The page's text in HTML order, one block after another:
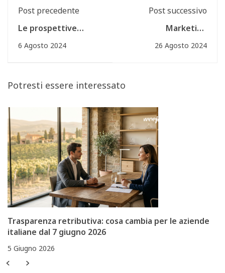
Post precedente
Le prospettive
corso in Marketing
6 Agosto 2024
Post successivo
Marketing
Vino, solo un mese
26 Agosto 2024
Potresti essere interessato
Trasparenza retributiva: cosa cambia per le aziende
italiane dal 7 giugno 2026
5 Giugno 2026